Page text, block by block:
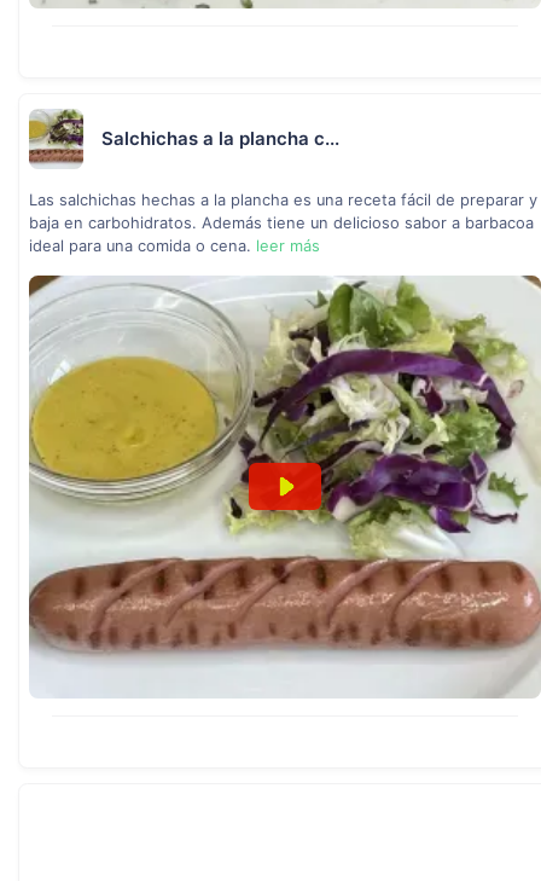
Salchichas a la plancha c...
Las salchichas hechas a la plancha es una receta fácil de preparar y
baja en carbohidratos. Además tiene un delicioso sabor a barbacoa
ideal para una comida o cena. leer más